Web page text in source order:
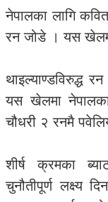
नेपालका लागि
रन जोडे । यस
थाइल्याण्डविरुद्ध
यस खेलमा
चौधरी २ रनमै
शीर्ष क्रमका
चुनौतीपूर्ण लक्ष्य